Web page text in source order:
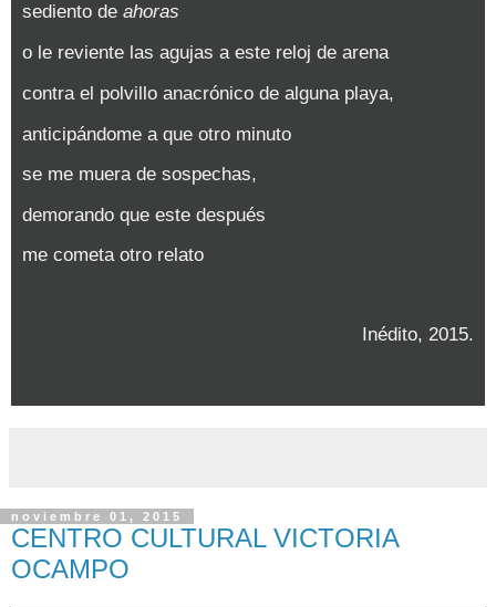
sediento de ahoras
o le reviente las agujas a este reloj de arena
contra el polvillo anacrónico de alguna playa,
anticipándome a que otro minuto
se me muera de sospechas,
demorando que este después
me cometa otro relato
Inédito, 2015.
noviembre 01, 2015
CENTRO CULTURAL VICTORIA
OCAMPO